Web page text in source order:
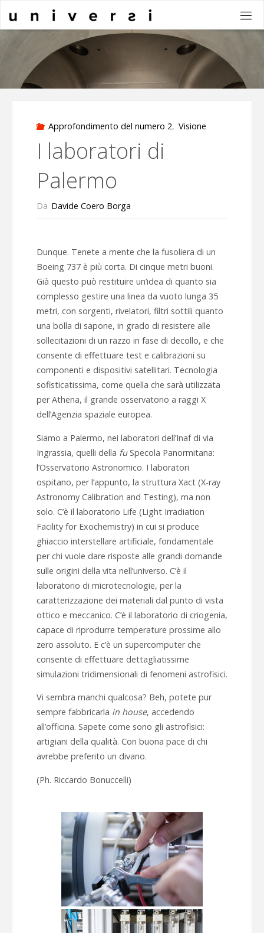
Approfondimento del numero 2, Visione
I laboratori di
Palermo
Da Davide Coero Borga
Dunque. Tenete a mente che la fusoliera di un
Boeing 737 è più corta. Di cinque metri buoni.
Già questo può restituire un’idea di quanto sia
complesso gestire una linea da vuoto lunga 35
metri, con sorgenti, rivelatori, filtri sottili quanto
una bolla di sapone, in grado di resistere alle
sollecitazioni di un razzo in fase di decollo, e che
consente di effettuare test e calibrazioni su
componenti e dispositivi satellitari. Tecnologia
sofisticatissima, come quella che sarà utilizzata
per Athena, il grande osservatorio a raggi X
dell’Agenzia spaziale europea.
Siamo a Palermo, nei laboratori dell’Inaf di via
Ingrassia, quelli della fuSpecola Panormitana:
l’Osservatorio Astronomico. I laboratori
ospitano, per l’appunto, la struttura Xact (X-ray
Astronomy Calibration and Testing), ma non
solo. C’è il laboratorio Life (Light Irradiation
Facility for Exochemistry) in cui si produce
ghiaccio interstellare artificiale, fondamentale
per chi vuole dare risposte alle grandi domande
sulle origini della vita nell’universo. C’è il
laboratorio di microtecnologie, per la
caratterizzazione dei materiali dal punto di vista
ottico e meccanico. C’è il laboratorio di criogenia,
capace di riprodurre temperature prossime allo
zero assoluto. E c’è un supercomputer che
consente di effettuare dettagliatissime
simulazioni tridimensionali di fenomeni astrofisici.
Vi sembra manchi qualcosa? Beh, potete pur
sempre fabbricarla in house, accedendo
all’officina. Sapete come sono gli astrofisici:
artigiani della qualità. Con buona pace di chi
avrebbe preferito un divano.
(Ph. Riccardo Bonuccelli)